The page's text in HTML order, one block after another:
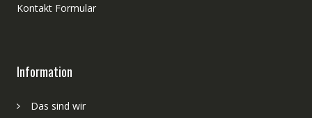
Kontakt Formular
Information
Das sind wir